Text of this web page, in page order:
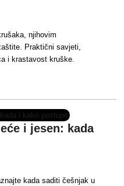
njihovim
Praktični savjeti,
i krastavost kruške.
i jesen: kada
kada saditi češnjak u